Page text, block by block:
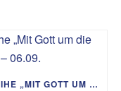
PREDIGTREIHE „MIT GOTT UM DIE WELT“ 02.08. – 06.09.